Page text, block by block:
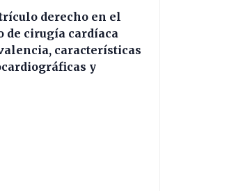
derecho en el
de cirugía cardíaca
características
y